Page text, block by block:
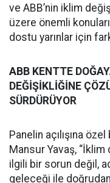
ve ABB’nin iklim
üzere önemli
dostu yarınlar için
ABB KENTTE
DEĞİŞİKLİĞİNE
SÜRDÜRÜYOR
Panelin açılışına
Mansur Yavaş,
ilgili bir sorun değil,
geleceği ile